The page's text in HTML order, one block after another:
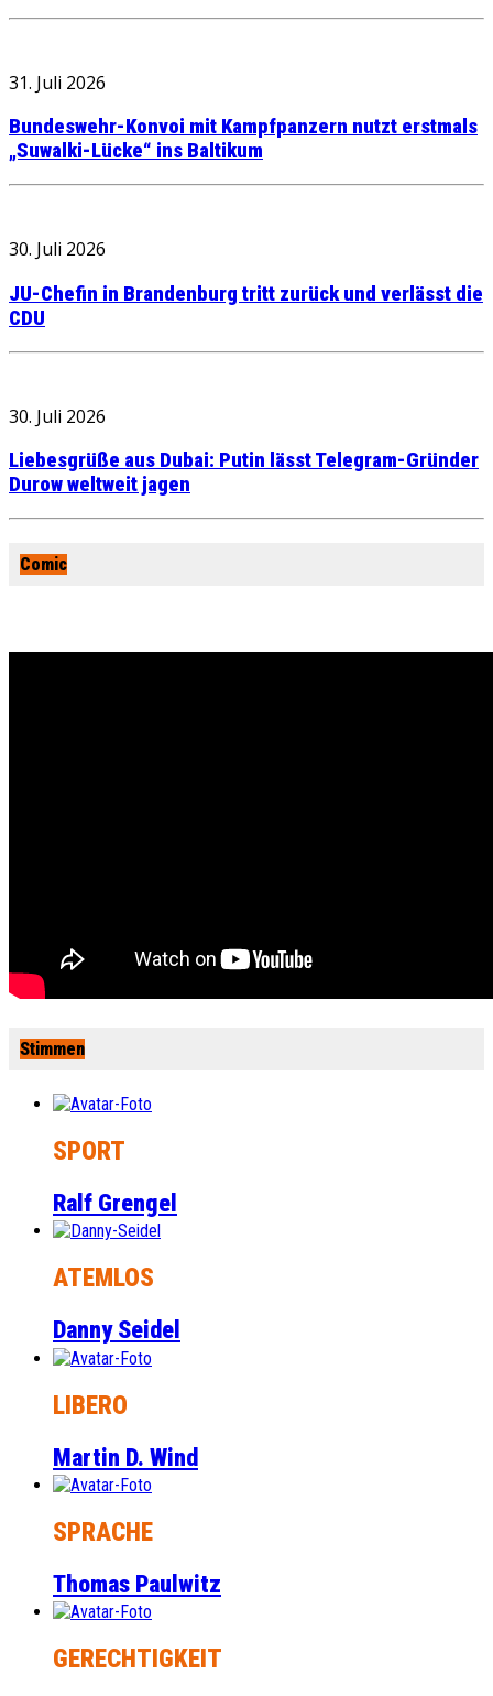
31. Juli 2026
Bundeswehr-Konvoi mit Kampfpanzern nutzt erstmals
„Suwalki-Lücke“ ins Baltikum
30. Juli 2026
JU-Chefin in Brandenburg tritt zurück und verlässt die
CDU
30. Juli 2026
Liebesgrüße aus Dubai: Putin lässt Telegram-Gründer
Durow weltweit jagen
Comic
Stimmen
SPORT
Ralf Grengel
ATEMLOS
Danny Seidel
LIBERO
Martin D. Wind
SPRACHE
Thomas Paulwitz
GERECHTIGKEIT